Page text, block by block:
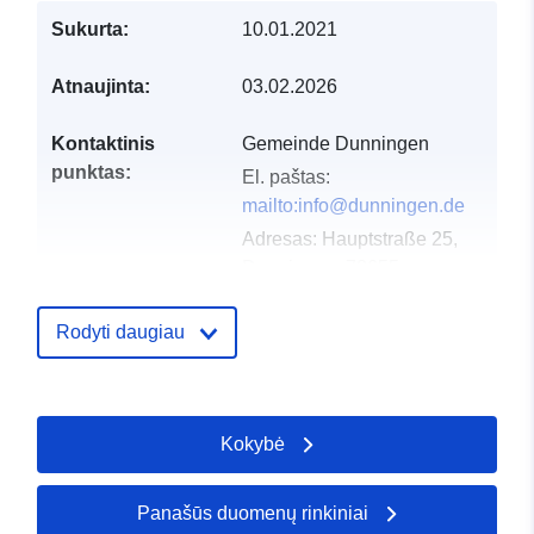
Sukurta: 10.01.2021
Atnaujinta: 03.02.2026
Kontaktinis
punktas:
Gemeinde Dunningen
El. paštas:
mailto:info@dunningen.de
Adresas: Hauptstraße 25,
Katalogo įrašas: Pridėta prie duomenų.europa.eu:
2026
Atnaujinta informacija apie
16 May 2026
Rodyti daugiau
Kokybė
Panašūs duomenų rinkiniai